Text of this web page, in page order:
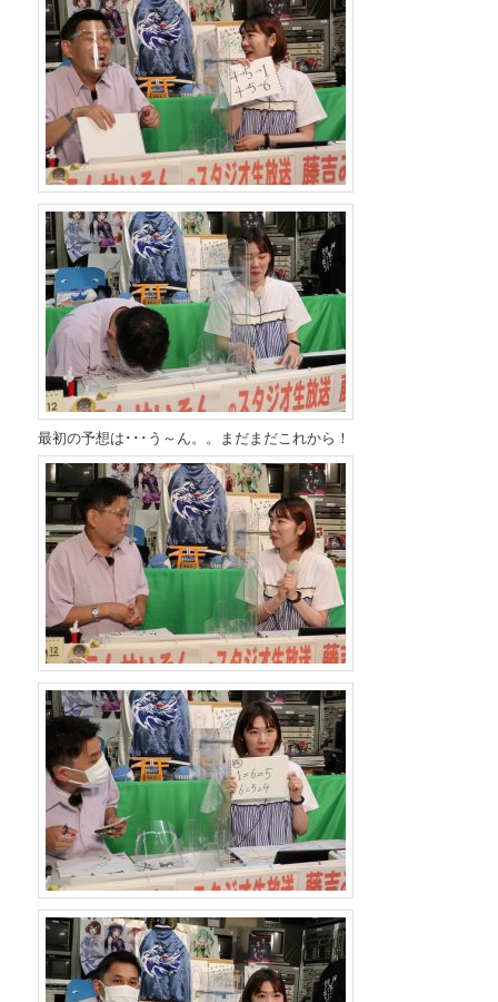
最初の予想は･･･う～ん。。まだまだこれから！